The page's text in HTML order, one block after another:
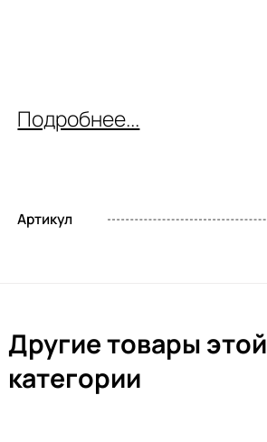
Подробнее...
Артикул
Другие товары этой
категории